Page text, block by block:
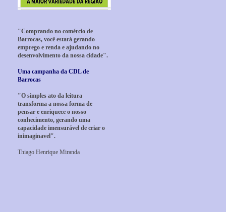
"Comprando no comércio de
Barrocas, você estará gerando
emprego e renda e ajudando no
desenvolvimento da nossa cidade".
Uma campanha da CDL de
Barrocas
"O simples ato da leitura
transforma a nossa forma de
pensar e enriquece o nosso
conhecimento, gerando uma
capacidade imensurável de criar o
inimaginavel".
Thiago Henrique Miranda